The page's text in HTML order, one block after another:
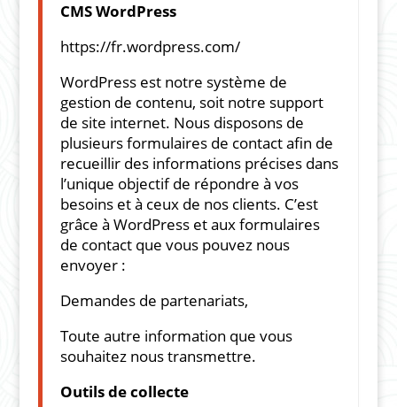
CMS WordPress
https://fr.wordpress.com/
WordPress est notre système de
gestion de contenu, soit notre support
de site internet. Nous disposons de
plusieurs formulaires de contact afin de
recueillir des informations précises dans
l’unique objectif de répondre à vos
besoins et à ceux de nos clients. C’est
grâce à WordPress et aux formulaires
de contact que vous pouvez nous
envoyer :
Demandes de partenariats,
Toute autre information que vous
souhaitez nous transmettre.
Outils de collecte